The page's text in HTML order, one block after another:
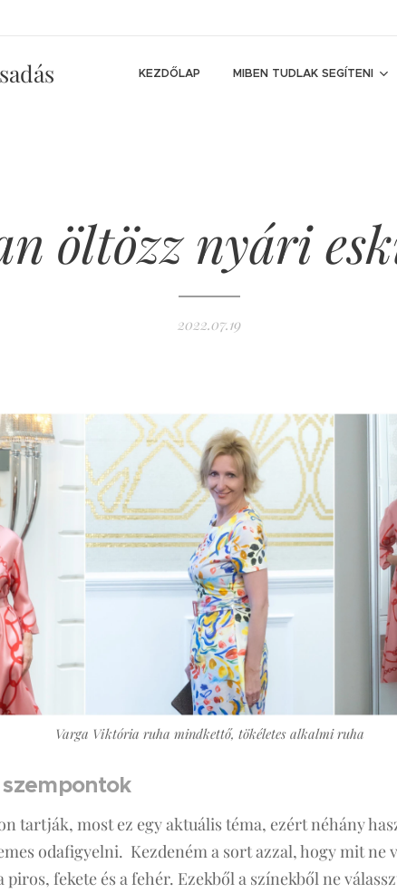
KEZDŐLAP MIBEN TUDLAK SEGÍTENI
öltözz nyári
2022.07.19
Varga Viktória ruha mindkettő, tökéletes alkalmi ruha
tartják, most ez egy aktuális téma, ezért néhány
odafigyelni. Kezdeném a sort azzal, hogy mit ne
fekete és a fehér. Ezekből a színekből ne